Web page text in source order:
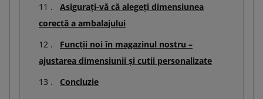
Asigurați-vă că alegeți dimensiunea
corectă a ambalajului
Funcții noi în magazinul nostru –
ajustarea dimensiunii și cutii personalizate
Concluzie